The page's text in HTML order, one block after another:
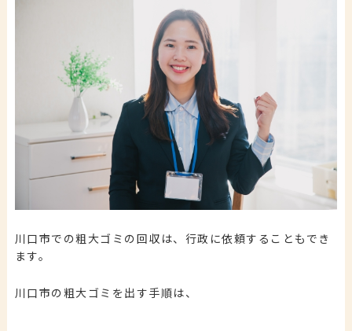
川口市での粗大ゴミの回収は、行政に依頼することもでき
ます。
川口市の粗大ゴミを出す手順は、